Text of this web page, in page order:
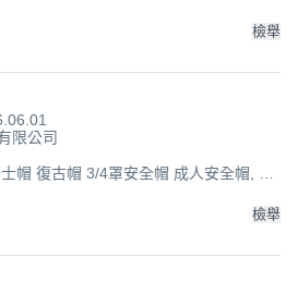
檢舉
限公司
帽 復古帽 3/4罩安全帽 成人安全帽, 石
檢舉